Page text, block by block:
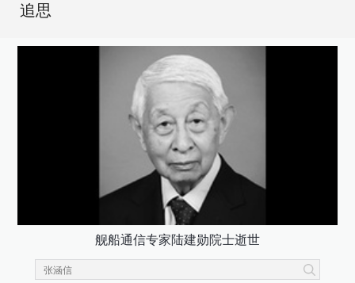
追思
舰船通信专家陆建勋院士逝世